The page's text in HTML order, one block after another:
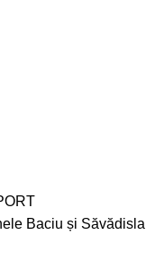
Baciu și Săvădisla